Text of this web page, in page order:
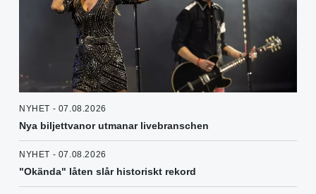
NYHET - 07.08.2026
Nya biljettvanor utmanar livebranschen
NYHET - 07.08.2026
"Okända" låten slår historiskt rekord